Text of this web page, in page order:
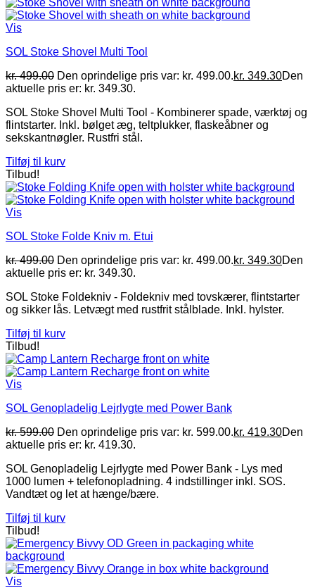
Vis
SOL Stoke Shovel Multi Tool
kr.499.00 Den oprindelige pris var: kr. 499.00.kr. 349.30Den
aktuelle pris er: kr. 349.30.
SOL Stoke Shovel Multi Tool - Kombinerer spade, værktøj og
flintstarter. Inkl. bølget æg, teltplukker, flaskeåbner og
sekskantnøgler. Rustfri stål.
Tilføj til kurv
Tilbud!
Vis
SOL Stoke Folde Kniv m. Etui
kr.499.00 Den oprindelige pris var: kr. 499.00.kr. 349.30Den
aktuelle pris er: kr. 349.30.
SOL Stoke Foldekniv - Foldekniv med tovskærer, flintstarter
og sikker lås. Letvægt med rustfrit stålblade. Inkl. hylster.
Tilføj til kurv
Tilbud!
Vis
SOL Genopladelig Lejrlygte med Power Bank
kr.599.00 Den oprindelige pris var: kr. 599.00.kr. 419.30Den
aktuelle pris er: kr. 419.30.
SOL Genopladelig Lejrlygte med Power Bank - Lys med
1000 lumen + telefonopladning. 4 indstillinger inkl. SOS.
Vandtæt og let at hænge/bære.
Tilføj til kurv
Tilbud!
Vis